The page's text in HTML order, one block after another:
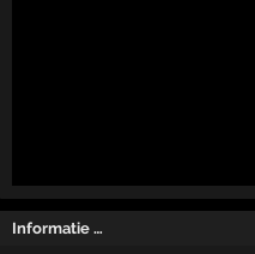
Informatie …